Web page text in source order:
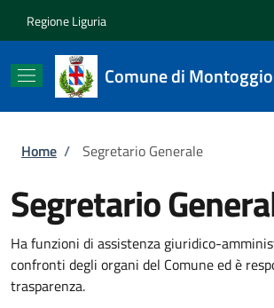
Regione Liguria
Comune di Montoggio
Briciole di pane
Home / Segretario Generale
Segretario
Ha funzioni di assistenza giuridico-
confronti degli organi del Comune ed è
trasparenza.